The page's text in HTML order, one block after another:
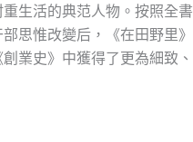
生活的典范人物。按照全書
思惟改變后，《在田野里》
業史》中獲得了更為細致、